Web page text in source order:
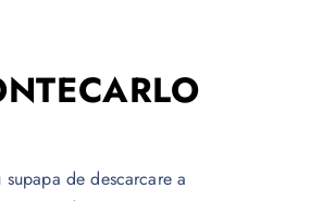
de descarcare a